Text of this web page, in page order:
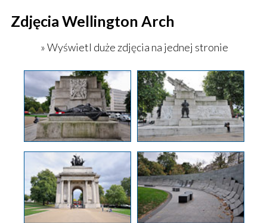
Zdjęcia Wellington Arch
» Wyświetl duże zdjęcia na jednej stronie